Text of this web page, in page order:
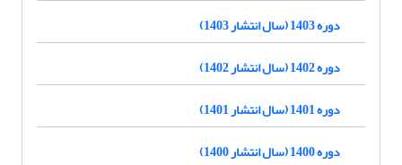
دوره 1403 (سال انتشار 1403)
دوره 1402 (سال انتشار 1402)
دوره 1401 (سال انتشار 1401)
دوره 1400 (سال انتشار 1400)